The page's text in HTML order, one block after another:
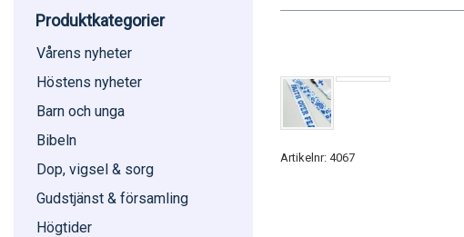
Produktkategorier
Vårens nyheter
Höstens nyheter
Barn och unga
Bibeln
Dop, vigsel & sorg
Gudstjänst & församling
Högtider
Artikelnr: 4067